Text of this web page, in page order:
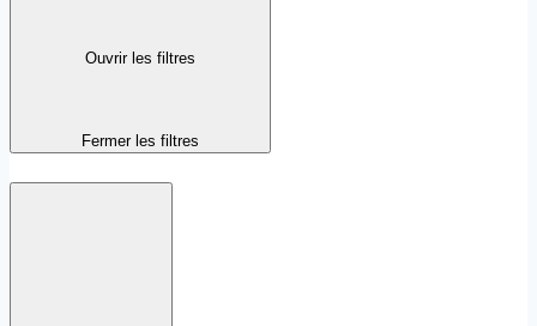
Ouvrir les filtres
Fermer les filtres